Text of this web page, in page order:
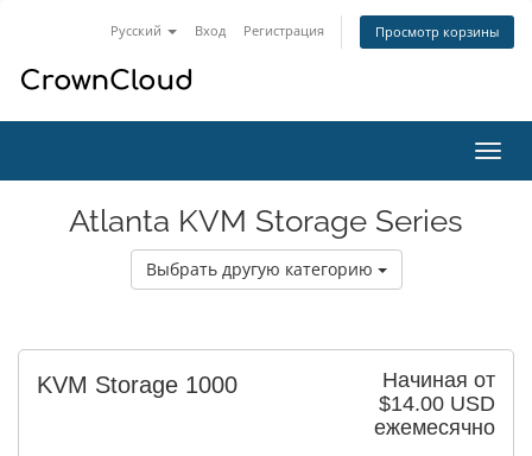
Русский Вход Регистрация Просмотр корзины
Atlanta KVM Storage Series
Выбрать другую категорию
Начиная от
$14.00 USD
ежемесячно
KVM Storage 1000